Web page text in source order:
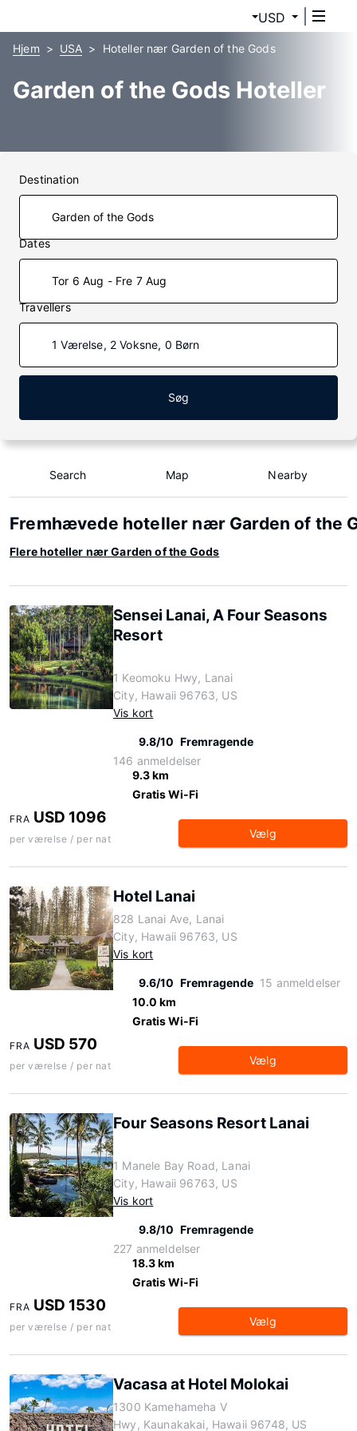
USD
Hjem USA Hoteller nær Garden of the Gods
Garden of the Gods Hoteller
Destination
Dates
Tor 6 Aug - Fre 7 Aug
Travellers
1 Værelse, 2 Voksne, 0 Børn
Søg
Search Map Nearby
Fremhævede hoteller nær Garden of the
Flere hoteller nær Garden of the Gods
Sensei Lanai, A Four Seasons
Resort
1 Keomoku Hwy, Lanai
City, Hawaii 96763, US
Vis kort
9.8/10 Fremragende
146 anmeldelser
9.3 km
Gratis Wi-Fi
FRA USD 1096
per værelse / per nat Vælg
Hotel Lanai
828 Lanai Ave, Lanai
City, Hawaii 96763, US
Vis kort
9.6/10 Fremragende 15 anmeldelser
10.0 km
Gratis Wi-Fi
FRA USD 570
per værelse / per nat Vælg
Four Seasons Resort Lanai
1 Manele Bay Road, Lanai
City, Hawaii 96763, US
Vis kort
9.8/10 Fremragende
227 anmeldelser
18.3 km
Gratis Wi-Fi
FRA USD 1530
per værelse / per nat Vælg
Vacasa at Hotel Molokai
1300 Kamehameha V
Hwy, Kaunakakai, Hawaii 96748, US